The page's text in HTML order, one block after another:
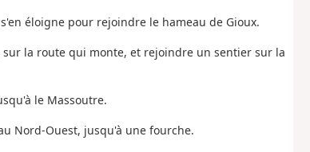
éloigne pour rejoindre le hameau de Gioux.
sur la route qui monte, et rejoindre un sentier sur la
le Massoutre.
Nord-Ouest, jusqu'à une fourche.